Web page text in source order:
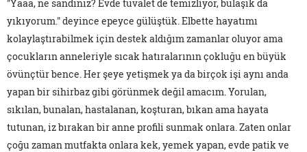
"Yaaa, ne sandınız? Evde tuvalet de temizliyor, bulaşık da
yıkıyorum." deyince epeyce gülüştük. Elbette hayatımı
kolaylaştırabilmek için destek aldığım zamanlar oluyor ama
çocukların anneleriyle sıcak hatıralarının çokluğu en büyük
övünçtür bence. Her şeye yetişmek ya da birçok işi aynı anda
yapan bir sihirbaz gibi görünmek değil amacım. Yorulan,
sıkılan, bunalan, hastalanan, koşturan, bıkan ama hayata
tutunan, iz bırakan bir anne profili sunmak onlara. Zaten onlar
çoğu zaman mutfakta onlara kek, yemek yapan, evde patik ve